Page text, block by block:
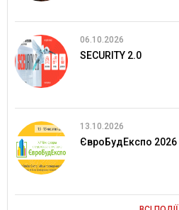
06.10.2026
SECURITY 2.0
13.10.2026
ЄвроБудЕкспо 2026